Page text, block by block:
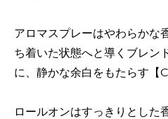
アロマスプレーはやわらかな
ち着いた状態へと導くブレン
に、静かな余白をもたらす【
ロールオンはすっきりとした